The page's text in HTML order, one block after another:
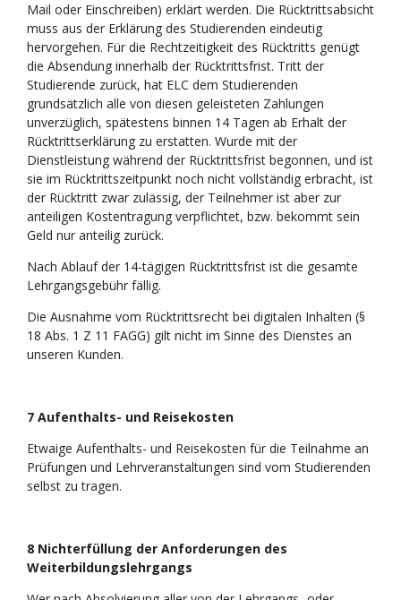
Mail oder Einschreiben) erklärt werden. Die Rücktrittsabsicht
muss aus der Erklärung des Studierenden eindeutig
hervorgehen. Für die Rechtzeitigkeit des Rücktritts genügt
die Absendung innerhalb der Rücktrittsfrist. Tritt der
Studierende zurück, hat ELC dem Studierenden
grundsätzlich alle von diesen geleisteten Zahlungen
unverzüglich, spätestens binnen 14 Tagen ab Erhalt der
Rücktrittserklärung zu erstatten. Wurde mit der
Dienstleistung während der Rücktrittsfrist begonnen, und ist
sie im Rücktrittszeitpunkt noch nicht vollständig erbracht, ist
der Rücktritt zwar zulässig, der Teilnehmer ist aber zur
anteiligen Kostentragung verpflichtet, bzw. bekommt sein
Geld nur anteilig zurück.
Nach Ablauf der 14-tägigen Rücktrittsfrist ist die gesamte
Lehrgangsgebühr fällig.
Die Ausnahme vom Rücktrittsrecht bei digitalen Inhalten (§
18 Abs. 1 Z 11 FAGG) gilt nicht im Sinne des Dienstes an
unseren Kunden.
7 Aufenthalts- und Reisekosten
Etwaige Aufenthalts- und Reisekosten für die Teilnahme an
Prüfungen und Lehrveranstaltungen sind vom Studierenden
selbst zu tragen.
8 Nichterfüllung der Anforderungen des
Weiterbildungslehrgangs